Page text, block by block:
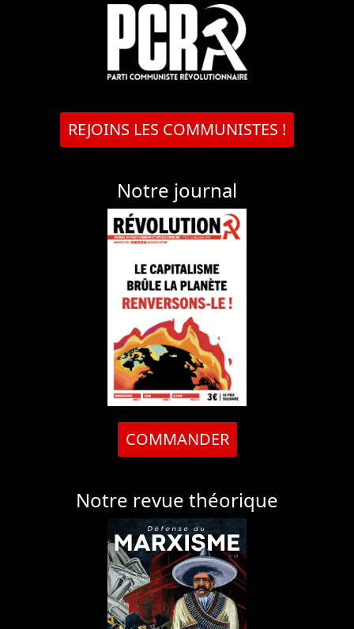
REJOINS LES COMMUNISTES !
Notre journal
COMMANDER
Notre revue théorique